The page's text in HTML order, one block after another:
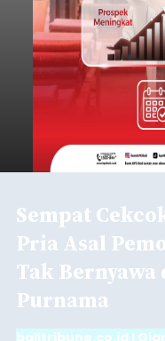
Sempat
Pria Asal
Tak Bernyawa
Purnama